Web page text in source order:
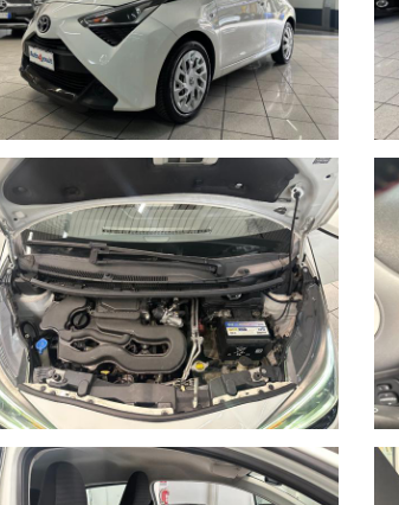
H al 70%
su misura a richiesta
nella fattura e nel documento di garanzia.